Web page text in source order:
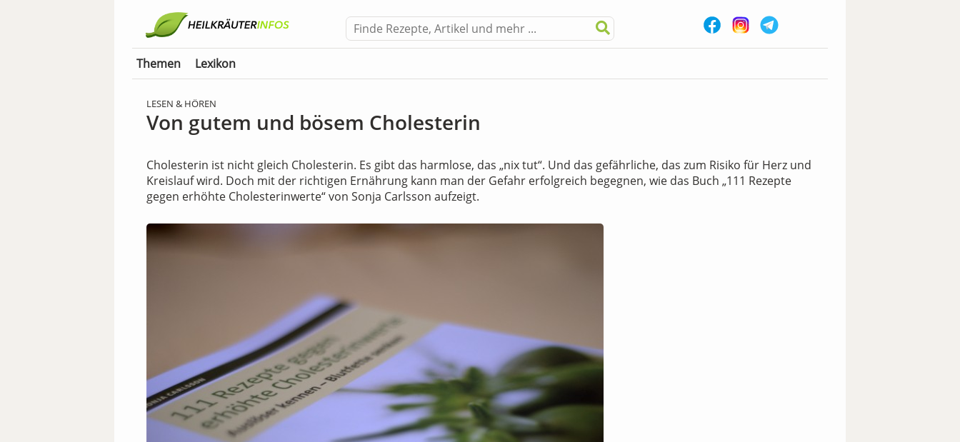
Themen Lexikon
LESEN & HÖREN
Von gutem und bösem Cholesterin
Cholesterin ist nicht gleich Cholesterin. Es gibt das harmlose, das „nix tut“. Und das gefährliche, das zum Risiko für Herz und
Kreislauf wird. Doch mit der richtigen Ernährung kann man der Gefahr erfolgreich begegnen, wie das Buch „111 Rezepte
gegen erhöhte Cholesterinwerte“ von Sonja Carlsson aufzeigt.